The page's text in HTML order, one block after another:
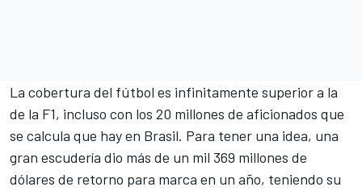
La cobertura del fútbol es infinitamente superior a la
de la F1, incluso con los 20 millones de aficionados que
se calcula que hay en Brasil. Para tener una idea, una
gran escudería dio más de un mil 369 millones de
dólares de retorno para marca en un año, teniendo su